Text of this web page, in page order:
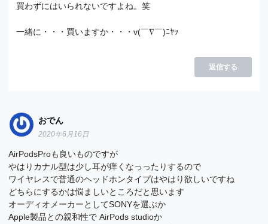
買わずにはいられないですよね。笑
一緒に・・・買いますか・・・v(￣∇￣)ﾆﾔｯ
返信する
おでん
2020年6月16日
AirPodsProも良いものですが
やはりカナル型は少し耳が痒くなっったりするので
ワイヤレスで普通のヘッドホンタイプはやはり欲しいですね
どちらにするかは悩ましいところだと思います
オーディオメーカーとしてSONYを選ぶか
Apple製品との親和性で AirPods studioか